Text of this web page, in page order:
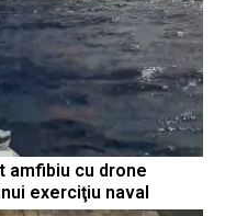
amfibiu cu drone
exerciţiu naval